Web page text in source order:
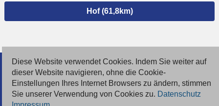
Hof (61,8km)
© 2026 Deutsche Jobmarkt GmbH
Inserieren
Diese Website verwendet Cookies. Indem Sie weiter auf
dieser Website navigieren, ohne die Cookie-
Einstellungen Ihres Internet Browsers zu ändern, stimmen
Sie unserer Verwendung von Cookies zu. Datenschutz